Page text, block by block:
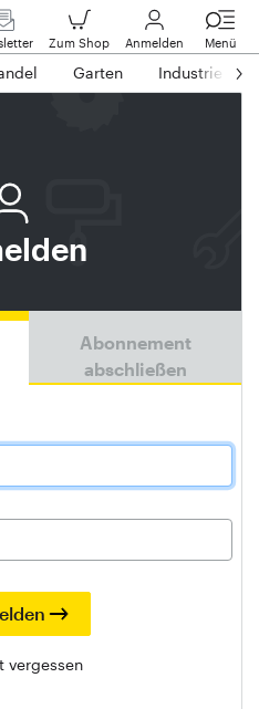
Zum Shop Anmelden Menü
Garten Industrie
Abonnement
abschließen
vergessen